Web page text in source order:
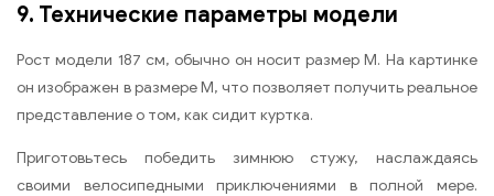
9. Технические параметры модели
Рост модели 187 см, обычно он носит размер M. На картинке
он изображен в размере M, что позволяет получить реальное
представление о том, как сидит куртка.
Приготовьтесь победить зимнюю стужу, наслаждаясь
своими велосипедными приключениями в полной мере.